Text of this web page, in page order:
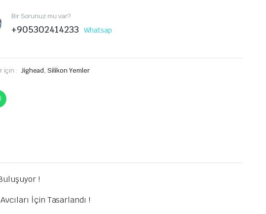
Bir Sorunuz mu var?
+905302414233 Whatsap
için : Jighead, Silikon Yemler
!
İçin Tasarlandı !